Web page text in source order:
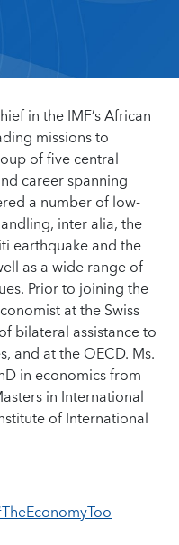
in the IMF’s African
missions to
of five central
career spanning
a number of low-
inter alia, the
earthquake and the
as a wide range of
Prior to joining the
at the Swiss
bilateral assistance to
and at the OECD. Ms.
in economics from
in International
of International